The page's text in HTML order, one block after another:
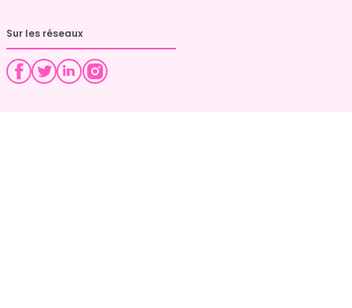
Sur les réseaux